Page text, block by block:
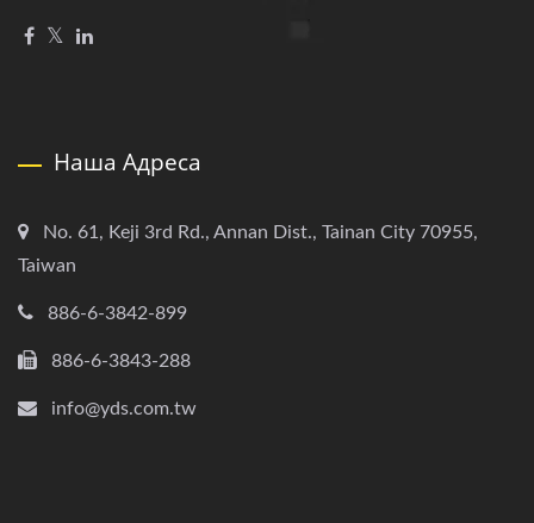
Наша Адреса
No. 61, Keji 3rd Rd., Annan Dist., Tainan City 70955,
Taiwan
886-6-3842-899
886-6-3843-288
info@yds.com.tw